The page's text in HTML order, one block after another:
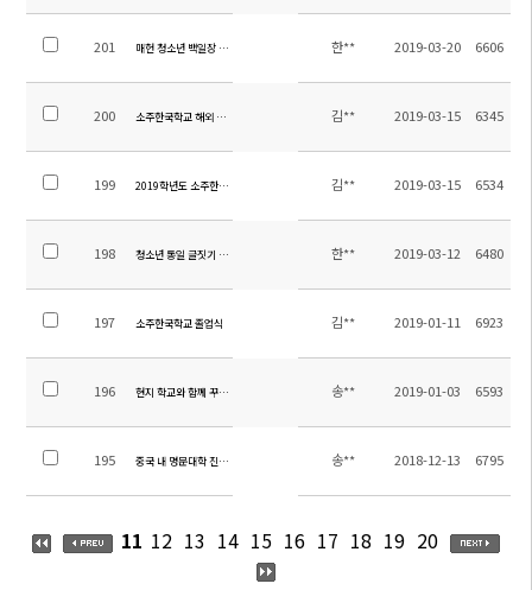
201 매헌 청소년 백일장 안내 한** 2019-03-20 6606
200 소주한국학교 해외 첫 독도중점학교 김** 2019-03-15 6345
199 2019학년도 소주한국학교 입학식 김** 2019-03-15 6534
198 청소년 통일 글짓기 대회 안내 한** 2019-03-12 6480
197 소주한국학교 졸업식 김** 2019-01-11 6923
196 현지 학교와 함께 꾸며가는 초등 학예 발표회 송** 2019-01-03 6593
195 중국 내 명문대학 진학의 발판 마련-영회국제학교와 MOU체결
송** 2018-12-13 6795
11 12 13 14 15 16 17 18 19 20